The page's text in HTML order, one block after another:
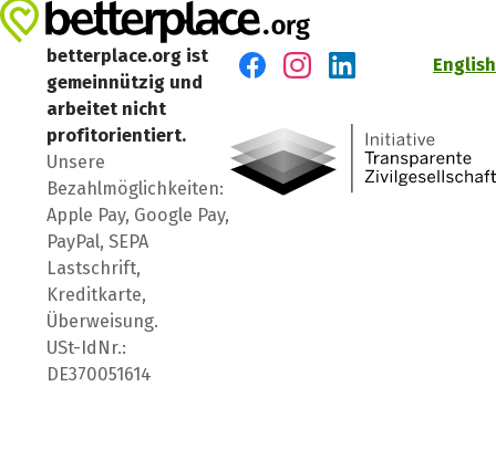
betterplace.org ist
gemeinnützig und
arbeitet nicht
profitorientiert.
Unsere
Bezahlmöglichkeiten:
Apple Pay, Google Pay,
PayPal, SEPA
Lastschrift,
Kreditkarte,
Überweisung.
USt-IdNr.:
DE370051614
English